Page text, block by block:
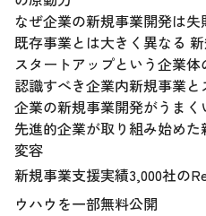
なぜ企業の新規事業開発は
既存事業とは大きく異なる
スタートアップという企業体
認識すべき企業内新規事業
企業の新規事業開発がうまく
先進的企業が取り組み始め
変容
新規事業支援実績3,000社の
ウハウを一部無料公開